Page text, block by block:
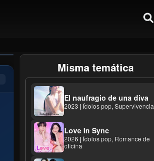
Misma temática
El naufragio de una diva
2023 | Ídolos pop, Supervivencia
Love In Sync
2026 | Ídolos pop, Romance de
oficina